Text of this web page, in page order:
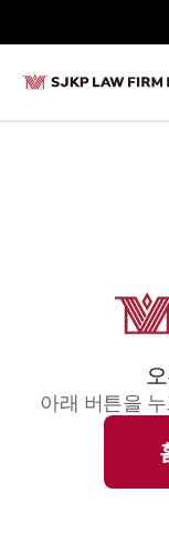
아래 버튼을